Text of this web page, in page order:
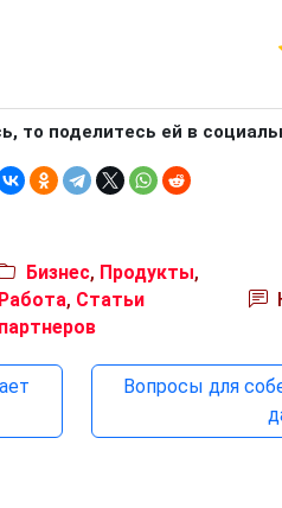
то поделитесь ей в
Бизнес, Продукты,
Работа, Статьи
партнеров
Вопросы для